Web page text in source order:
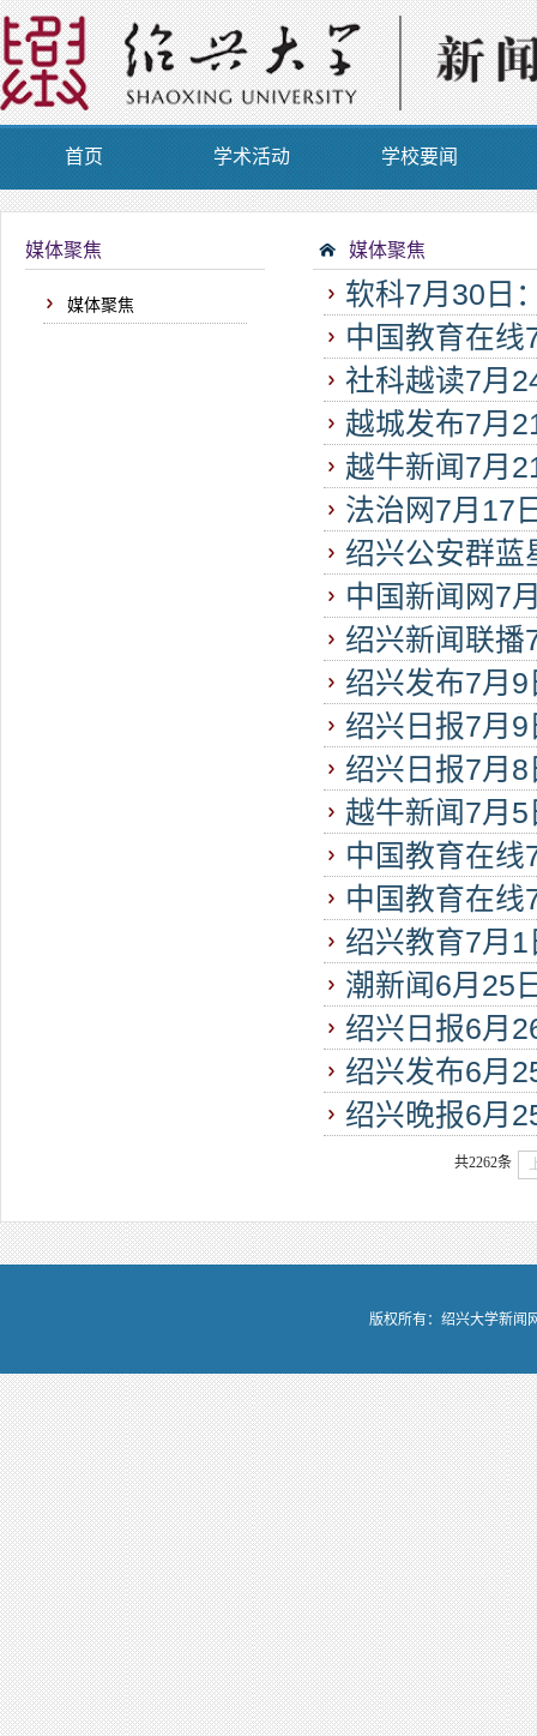
首页 学术活动 学校要闻
媒体聚焦
媒体聚焦
媒体聚焦
软科7月30日
中国教育在线
境儿童暑期时光
社科越读7月
日活动
越城发布7月
越牛新闻7月
线公布
法治网7月17
“海安领航...
绍兴公安群蓝
中国新闻网7
产，也要护环境
绍兴新闻联播
个项目...
绍兴发布7月
绍兴日报7月
国家科技大奖
绍兴日报7月
越牛新闻7月5
队：硕博云集...
中国教育在线
期夏令营顺利
中国教育在线
司开启全面合作
绍兴教育7月
织获评省“两优...
潮新闻6月25
江南“和美校园...
绍兴日报6月
际鲁迅研...
绍兴发布6月
绍兴晚报6月
版的专著给出...
共2262条
版权所有：绍兴大学新闻